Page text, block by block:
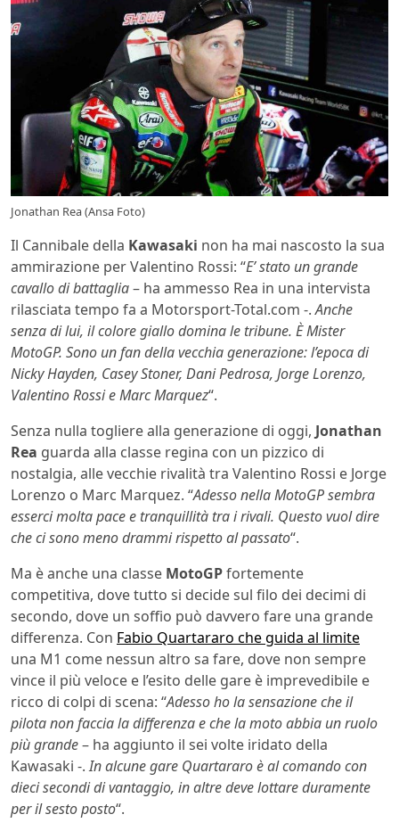
Jonathan Rea (Ansa Foto)
Il Cannibale della Kawasaki non ha mai nascosto la sua
ammirazione per Valentino Rossi: “E’ stato un grande
cavallo di battaglia– ha ammesso Rea in una intervista
rilasciata tempo fa a Motorsport-Total.com -.Anche
senza di lui, il colore giallo domina le tribune. È Mister
MotoGP. Sono un fan della vecchia generazione: l’epoca di
Nicky Hayden, Casey Stoner, Dani Pedrosa, Jorge Lorenzo,
Valentino Rossi e Marc Marquez“.
Senza nulla togliere alla generazione di oggi, Jonathan
Rea guarda alla classe regina con un pizzico di
nostalgia, alle vecchie rivalità tra Valentino Rossi e Jorge
Lorenzo o Marc Marquez. “Adesso nella MotoGP sembra
esserci molta pace e tranquillità tra i rivali. Questo vuol dire
che ci sono meno drammi rispetto al passato“.
Ma è anche una classe MotoGPfortemente
competitiva, dove tutto si decide sul filo dei decimi di
secondo, dove un soffio può davvero fare una grande
differenza. Con Fabio Quartararo che guida al limite
una M1 come nessun altro sa fare, dove non sempre
vince il più veloce e l’esito delle gare è imprevedibile e
ricco di colpi di scena: “Adesso ho la sensazione che il
pilota non faccia la differenza e che la moto abbia un ruolo
più grande– ha aggiunto il sei volte iridato della
Kawasaki -.In alcune gare Quartararo è al comando con
dieci secondi di vantaggio, in altre deve lottare duramente
per il sesto posto“.